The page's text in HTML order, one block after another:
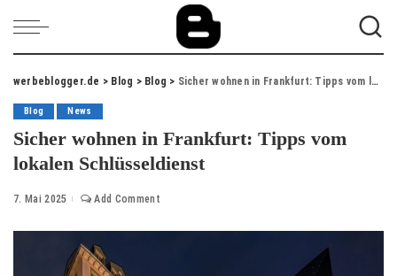
werbeblogger.de > Blog > Blog > Sicher wohnen in Frankfurt: Tipps vom lokalen Schlüsseldienst
Blog News
Sicher wohnen in Frankfurt: Tipps vom
lokalen Schlüsseldienst
7. Mai 2025 Add Comment